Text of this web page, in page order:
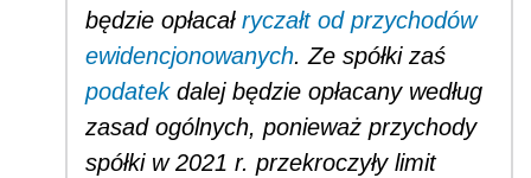
będzie opłacał ryczałt od przychodów
ewidencjonowanych. Ze spółki zaś
podatekdalej będzie opłacany według
zasad ogólnych, ponieważ przychody
spółki w 2021 r. przekroczyły limit